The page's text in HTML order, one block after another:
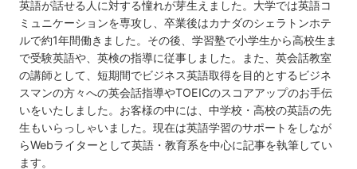
英語が話せる人に対する憧れが芽生えました。大学では英語コ
ミュニケーションを専攻し、卒業後はカナダのシェラトンホテ
ルで約1年間働きました。その後、学習塾で小学生から高校生ま
で受験英語や、英検の指導に従事しました。また、英会話教室
の講師として、短期間でビジネス英語取得を目的とするビジネ
スマンの方々への英会話指導やTOEICのスコアアップのお手伝
いをいたしました。お客様の中には、中学校・高校の英語の先
生もいらっしゃいました。現在は英語学習のサポートをしなが
らWebライターとして英語・教育系を中心に記事を執筆してい
ます。